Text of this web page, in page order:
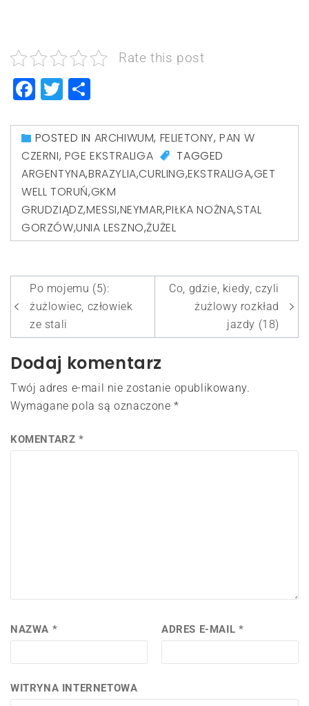
Rate this post
Facebook
Twitter
POSTED IN ARCHIWUM, FELIETONY,PAN W
CZERNI, PGE EKSTRALIGA
TAGGED
ARGENTYNA,BRAZYLIA,CURLING,EKSTRALIGA,GET
WELL TORUŃ,GKM
GRUDZIĄDZ,MESSI,NEYMAR,PIŁKA NOŻNA,STAL
GORZÓW,UNIA LESZNO,ŻUŻEL
Nawigacja
wpisu
Po mojemu (5):
żużlowiec, człowiek
ze stali
Co, gdzie, kiedy, czyli
żużlowy rozkład
jazdy (18)
Dodaj komentarz
Twój adres e-mail nie zostanie opublikowany.
Wymagane pola są oznaczone*
KOMENTARZ *
NAZWA * ADRES E-MAIL *
WITRYNA INTERNETOWA